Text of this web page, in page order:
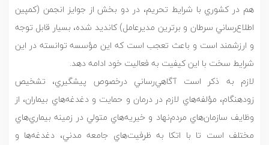
هم در کشوري با شرايط تحريم، در دو بخش از جوايز انجمن (کمپين
اطلاع‌رساني سرطان و برترين مديرعامل) کانديد شده، بسيار قابل توجه
و ارزشمند است و باعث تعجب است که اين مؤسسه توانسته در اين
شرايط سخت با اين کيفيت به فعاليت خود ادامه دهد.
لازم به ذکر است آگاهي‌رساني درخصوص پيشگيري، تشخيص
زودهنگام، مؤلفه‌هاي لازم در درمان و حمايت و دغدغه‌هاي بيماران، از
وظايف سازمان‌هاي مردم‌نهاد و خيريه‌هاي متولي در زمينه بيماري‌هاي
مختلف است تا با اتکا به ظرفيت‌هاي جامعه مدني، دغدغه‌ها و